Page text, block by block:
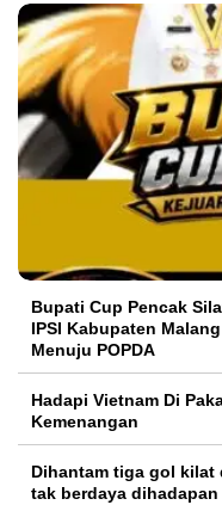
Bupati Cup Pencak
IPSI Kabupaten
Menuju POPDA
Hadapi Vietnam Di
Kemenangan
Dihantam tiga gol
tak berdaya